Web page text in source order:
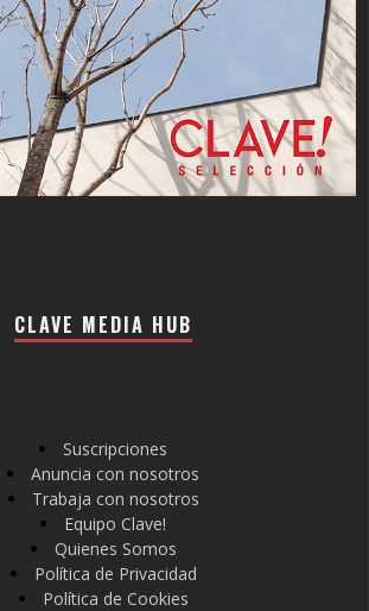
CLAVE MEDIA HUB
Suscripciones
Anuncia con nosotros
Trabaja con nosotros
Equipo Clave!
Quienes Somos
Política de Privacidad
Política de Cookies